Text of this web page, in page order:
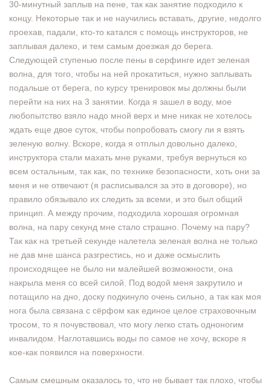
30-минутный заплыв на пене, так как занятие подходило к
концу. Некоторые так и не научились вставать, другие, недолго
проехав, падали, кто-то катался с помощь инструкторов, не
заплывая далеко, и тем самым доезжая до берега.
Следующей ступенью после пены в серфинге идет зеленая
волна, для того, чтобы на ней прокатиться, нужно заплывать
подальше от берега, по курсу тренировок мы должны были
перейти на них на 3 занятии. Когда я зашел в воду, мое
любопытство взяло надо мной верх и мне никак не хотелось
ждать еще двое суток, чтобы попробовать смогу ли я взять
зеленую волну. Вскоре, когда я отплыл довольно далеко,
инструктора стали махать мне руками, требуя вернуться ко
всем остальным, так как, по технике безопасности, хоть они за
меня и не отвечают (я расписывался за это в договоре), но
правило обязывало их следить за всеми, и это был общий
принцип. А между прочим, подходила хорошая огромная
волна, на пару секунд мне стало страшно. Почему на пару?
Так как на третьей секунде налетела зеленая волна не только
не дав мне шанса разгрестись, но и даже осмыслить
происходящее не было ни малейшей возможности, она
накрыла меня со всей силой. Под водой меня закрутило и
потащило на дно, доску подкинуло очень сильно, а так как моя
нога была связана с сёрфом как единое целое страховочным
тросом, то я почувствовал, что могу легко стать одноногим
инвалидом. Наглотавшись воды по самое не хочу, вскоре я
кое-как появился на поверхности.
Самым смешным оказалось то, что не бывает так плохо, чтобы